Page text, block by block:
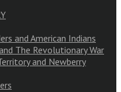
and American Indians
The Revolutionary War
and Newberry